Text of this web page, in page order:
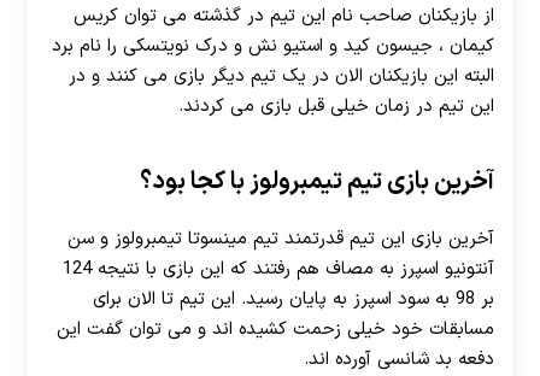
از بازیکنان صاحب نام این تیم در گذشته می توان کریس
کیمان ، جیسون کید و استیو نش و درک نویتسکی را نام برد
البته این بازیکنان الان در یک تیم دیگر بازی می کنند و در
این تیم در زمان خیلی قبل بازی می کردند.
آخرین بازی تیم تیمبرولوز با کجا بود؟
آخرین بازی این تیم قدرتمند تیم مینسوتا تیمبرولوز و سن
آنتونیو اسپرز به مصاف هم رفتند که این بازی با نتیجه 124
بر 98 به سود اسپرز به پایان رسید. این تیم تا الان برای
مسابقات خود خیلی زحمت کشیده اند و می توان گفت این
دفعه بد شانسی آورده اند.